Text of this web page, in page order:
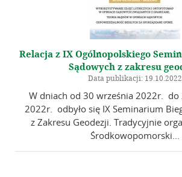
Relacja z IX Ogólnopolskiego
Sądowych z zakresu
Data publikacji: 19.10.2022
W dniach od 30 września 2022r. do
2022r. odbyło się IX Seminarium
z Zakresu Geodezji. Tradycyjnie
Środkowopomorski...